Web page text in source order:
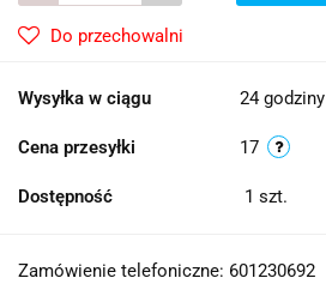
Do przechowalni
Wysyłka w ciągu 24 godziny
Cena przesyłki 17
Dostępność 1 szt.
Zamówienie telefoniczne: 601230692